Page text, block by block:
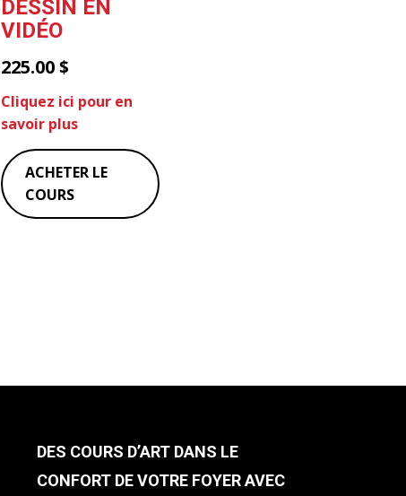
DESSIN EN
VIDÉO
225.00$
Cliquez ici pour en
savoir plus
ACHETER LE
COURS
DES COURS D’ART DANS LE
CONFORT DE VOTRE FOYER AVEC